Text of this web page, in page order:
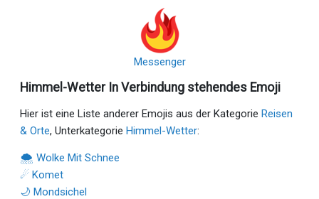
Messenger
Himmel-Wetter In Verbindung stehendes Emoji
Hier ist eine Liste anderer Emojis aus der Kategorie Reisen
& Orte, Unterkategorie Himmel-Wetter:
🌨 Wolke Mit Schnee
☄ Komet
🌙 Mondsichel